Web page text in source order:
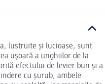
lustruite și lucioase, sunt
ușoară a unghiilor de la
efectului de levier bun și a
cu șurub, ambele